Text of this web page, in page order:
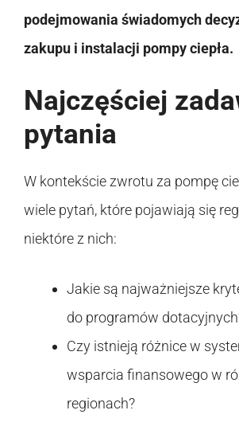
podejmowania świadomych
zakupu i instalacji pompy ciepła.
Najczęściej
pytania
W kontekście zwrotu za pompę
wiele pytań, które pojawiają się
niektóre z nich:
Jakie są najważniejsze
do programów
Czy istnieją różnice w
wsparcia finansowego w
regionach?